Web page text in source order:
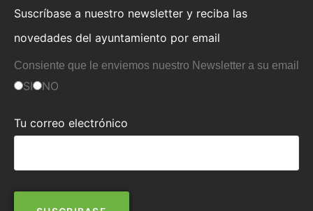
Suscríbase a nuestro newsletter y reciba las
novedades del ayuntamiento por email
Consiente que le enviemos nuestro Newsletter a su email
SI NO
Tu correo electrónico